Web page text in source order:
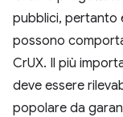
pubblici, pertanto
possono
CrUX. Il più
deve essere
popolare da